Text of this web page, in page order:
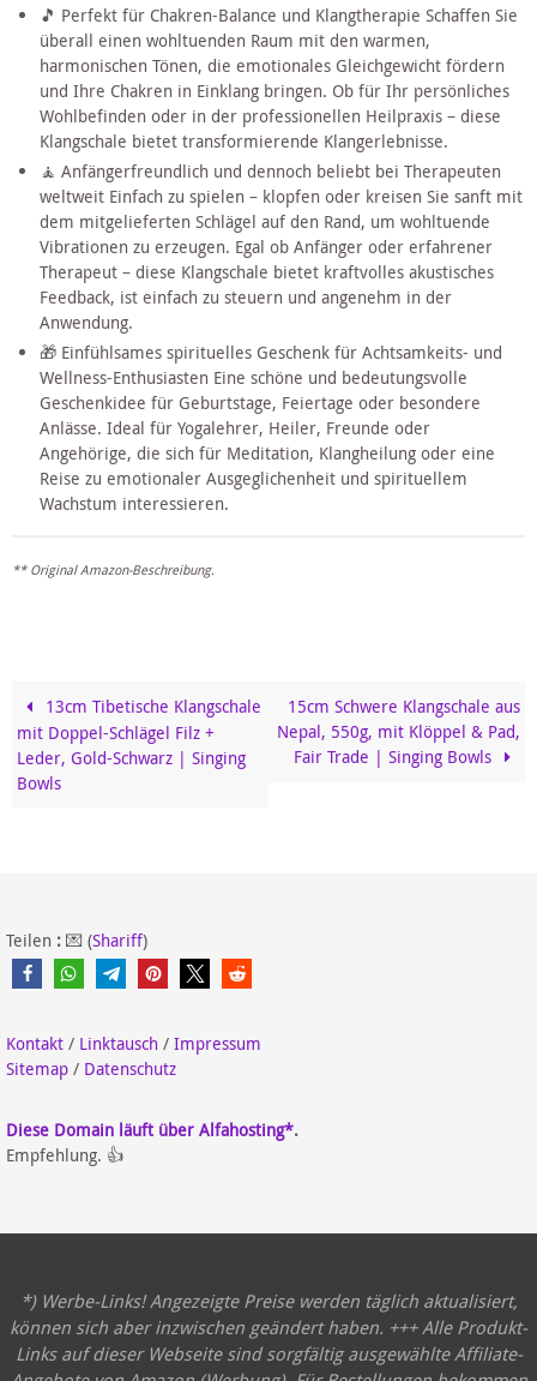
🎵 Perfekt für Chakren-Balance und Klangtherapie Schaffen Sie
überall einen wohltuenden Raum mit den warmen,
harmonischen Tönen, die emotionales Gleichgewicht fördern
und Ihre Chakren in Einklang bringen. Ob für Ihr persönliches
Wohlbefinden oder in der professionellen Heilpraxis – diese
Klangschale bietet transformierende Klangerlebnisse.
🧘 Anfängerfreundlich und dennoch beliebt bei Therapeuten
weltweit Einfach zu spielen – klopfen oder kreisen Sie sanft mit
dem mitgelieferten Schlägel auf den Rand, um wohltuende
Vibrationen zu erzeugen. Egal ob Anfänger oder erfahrener
Therapeut – diese Klangschale bietet kraftvolles akustisches
Feedback, ist einfach zu steuern und angenehm in der
Anwendung.
🎁 Einfühlsames spirituelles Geschenk für Achtsamkeits- und
Wellness-Enthusiasten Eine schöne und bedeutungsvolle
Geschenkidee für Geburtstage, Feiertage oder besondere
Anlässe. Ideal für Yogalehrer, Heiler, Freunde oder
Angehörige, die sich für Meditation, Klangheilung oder eine
Reise zu emotionaler Ausgeglichenheit und spirituellem
Wachstum interessieren.
** Original Amazon-Beschreibung.
13cm Tibetische Klangschale
mit Doppel-Schlägel Filz +
Leder, Gold-Schwarz | Singing
Bowls
15cm Schwere Klangschale aus
Nepal, 550g, mit Klöppel & Pad,
Fair Trade | Singing Bowls
Teilen : 💌 (Shariff)
Kontakt / Linktausch / Impressum
Sitemap / Datenschutz
Diese Domain läuft über Alfahosting*.
Empfehlung. 👍
*) Werbe-Links! Angezeigte Preise werden täglich aktualisiert,
können sich aber inzwischen geändert haben. +++ Alle Produkt-
Links auf dieser Webseite sind sorgfältig ausgewählte Affiliate-